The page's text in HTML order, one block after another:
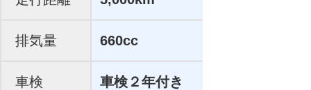
排気量 660cc
車検 車検２年付き